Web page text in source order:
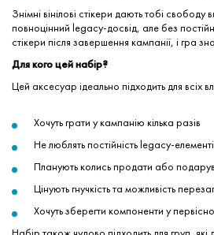
Знімні вінілові стікери дають тобі
повноцінний legacy-досвід, але без
стікери після завершення кампанії, і гра
Для кого цей набір?
Цей аксесуар ідеально підходить для всіх
Хочуть грати у кампанію кілька разів
Не люблять постійність legacy-
Планують колись продати або
Цінують гнучкість та можливість
Хочуть зберегти компоненти у